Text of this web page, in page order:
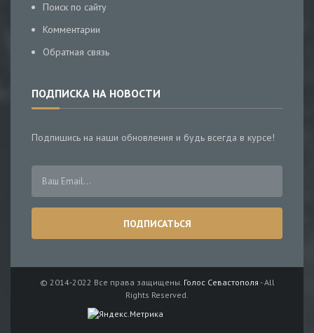
Поиск по сайту
Комментарии
Обратная связь
ПОДПИСКА НА НОВОСТИ
Подпишись на наши обновления и будь всегда в курсе!
© 2014-2022 Все права защищены. Голос Севастополя - All
Rights Reserved.